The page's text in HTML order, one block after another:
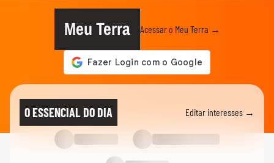
Meu Terra Acessar o Meu Terra →
O ESSENCIAL DO DIA Editar interesses →